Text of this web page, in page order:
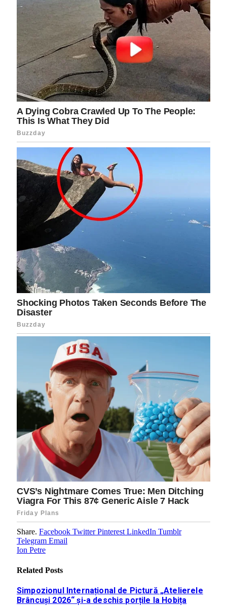
Share. Facebook Twitter Pinterest LinkedIn Tumblr
Telegram Email
Ion Petre
Related Posts
Simpozionul Internațional de Pictură „Atelierele
Brâncuși 2026“ și-a deschis porțile la Hobița